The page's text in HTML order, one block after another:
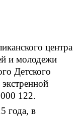
центра
и молодежи
Детского
122.
года, в